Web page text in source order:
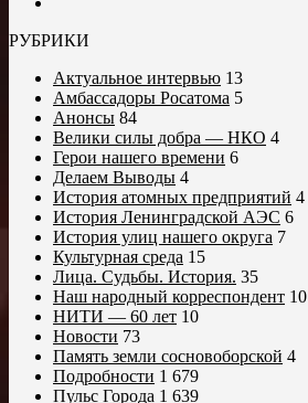
РУБРИКИ
Актуальное интервью 13
Амбассадоры Росатома 5
Анонсы 84
Велики силы добра — НКО 4
Герои нашего времени 6
Делаем Выводы 4
История атомных предприятий 4
История Ленинградской АЭС 6
История улиц нашего округа 7
Культурная среда 15
Лица. Судьбы. История. 35
Наш народный корреспондент 10
НИТИ — 60 лет 10
Новости 73
Память земли сосновоборской 4
Подробности 1 679
Пульс Города 1 639